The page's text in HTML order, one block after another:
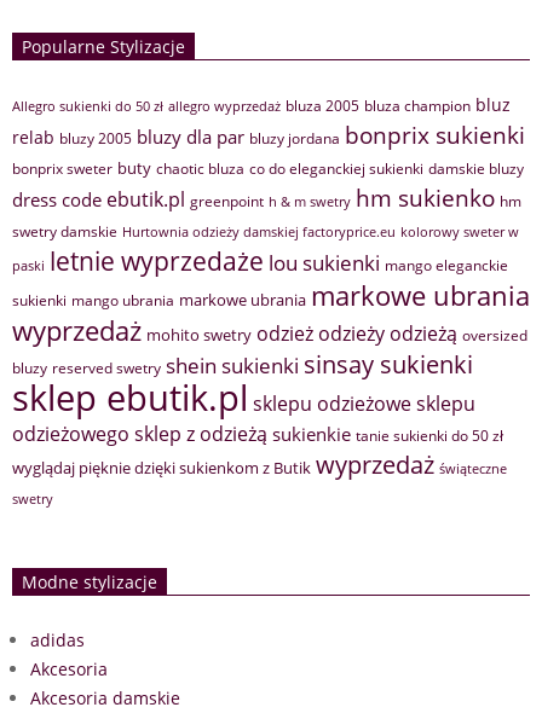
Popularne Stylizacje
Allegro sukienki do 50 zł allegro wyprzedaż bluza 2005 bluza champion bluz
relab bluzy 2005 bluzy dla par bluzy jordana bonprix sukienki
bonprix sweter buty chaotic bluza co do eleganckiej sukienki damskie bluzy
dress code ebutik.pl greenpoint h & m swetry hm sukienko hm
swetry damskie Hurtownia odzieży damskiej factoryprice.eu kolorowy sweter w
paski letnie wyprzedaże lou sukienki mango eleganckie
sukienki mango ubrania markowe ubrania markowe ubrania
wyprzedaż mohito swetry odzież odzieży odzieżą oversized
bluzy reserved swetry shein sukienki sinsay sukienki
sklep ebutik.pl sklepu odzieżowesklepu
odzieżowego sklep z odzieżą sukienkie tanie sukienki do 50 zł
wyglądaj pięknie dzięki sukienkom z Butik wyprzedaż świąteczne
swetry
Modne stylizacje
adidas
Akcesoria
Akcesoria damskie